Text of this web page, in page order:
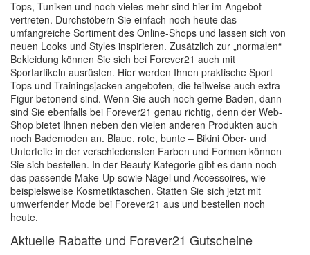
Tops, Tuniken und noch vieles mehr sind hier im Angebot
vertreten. Durchstöbern Sie einfach noch heute das
umfangreiche Sortiment des Online-Shops und lassen sich von
neuen Looks und Styles inspirieren. Zusätzlich zur „normalen“
Bekleidung können Sie sich bei Forever21 auch mit
Sportartikeln ausrüsten. Hier werden Ihnen praktische Sport
Tops und Trainingsjacken angeboten, die teilweise auch extra
Figur betonend sind. Wenn Sie auch noch gerne Baden, dann
sind Sie ebenfalls bei Forever21 genau richtig, denn der Web-
Shop bietet Ihnen neben den vielen anderen Produkten auch
noch Bademoden an. Blaue, rote, bunte – Bikini Ober- und
Unterteile in der verschiedensten Farben und Formen können
Sie sich bestellen. In der Beauty Kategorie gibt es dann noch
das passende Make-Up sowie Nägel und Accessoires, wie
beispielsweise Kosmetiktaschen. Statten Sie sich jetzt mit
umwerfender Mode bei Forever21 aus und bestellen noch
heute.
Aktuelle Rabatte und Forever21 Gutscheine